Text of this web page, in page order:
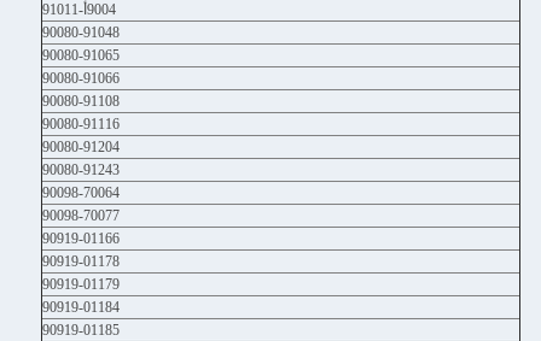
9004أ-91011
90080-91048
90080-91065
90080-91066
90080-91108
90080-91116
90080-91204
90080-91243
90098-70064
90098-70077
90919-01166
90919-01178
90919-01179
90919-01184
90919-01185